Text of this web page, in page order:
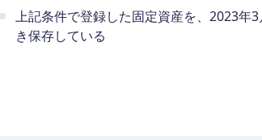
上記条件で登録した固定資産を、2023年
き保存している